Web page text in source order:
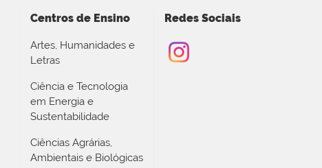
Centros de Ensino
Artes, Humanidades e
Letras
Ciência e Tecnologia
em Energia e
Sustentabilidade
Ciências Agrárias,
Ambientais e Biológicas
Redes Sociais